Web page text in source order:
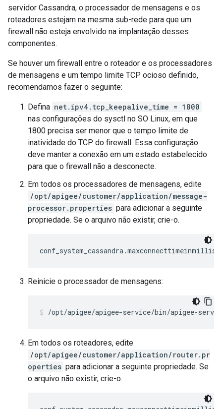
servidor Cassandra, o processador de mensagens e os
roteadores estejam na mesma sub-rede para que um
firewall não esteja envolvido na implantação desses
componentes.
Se houver um firewall entre o roteador e os processadores
de mensagens e um tempo limite TCP ocioso definido,
recomendamos fazer o seguinte:
Defina net.ipv4.tcp_keepalive_time = 1800
nas configurações do sysctl no SO Linux, em que
1800 precisa ser menor que o tempo limite de
inatividade do TCP do firewall. Essa configuração
deve manter a conexão em um estado estabelecido
para que o firewall não a desconecte.
Em todos os processadores de mensagens, edite
/opt/apigee/customer/application/message-
processor.properties para adicionar a seguinte
propriedade. Se o arquivo não existir, crie-o.
Reinicie o processador de mensagens:
/opt/apigee/apigee-service/bin/apigee-
Em todos os roteadores, edite
/opt/apigee/customer/application/router.pr
operties para adicionar a seguinte propriedade. Se
o arquivo não existir, crie-o.